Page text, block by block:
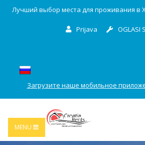
Лучший выбор места для проживания в
Prijava OGLASI
Загрузите наше мобильное
MENU